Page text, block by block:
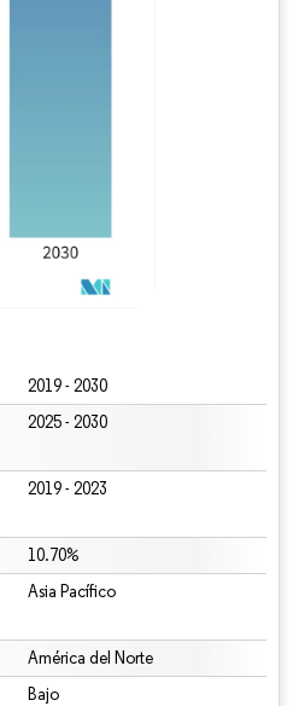
2019 - 2030
2025 - 2030
2019 - 2023
10.70%
Asia Pacífico
América del Norte
Bajo